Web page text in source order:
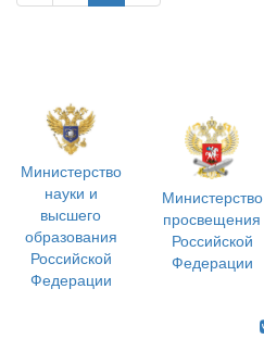
Министерство
науки и
высшего
образования
Российской
Федерации
Министерство
просвещения
Российской
Федерации